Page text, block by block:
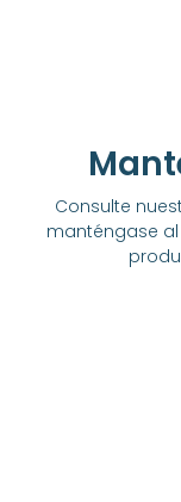
Consulte
manténgase